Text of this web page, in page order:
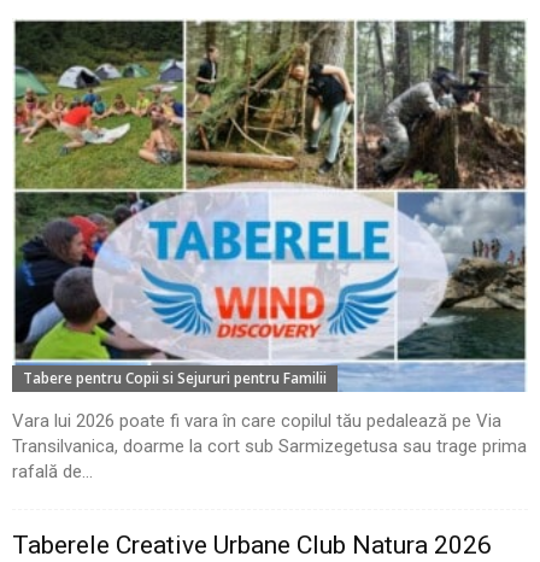
Tabere pentru Copii si Sejururi pentru Familii
Vara lui 2026 poate fi vara în care copilul tău pedalează pe Via
Transilvanica, doarme la cort sub Sarmizegetusa sau trage prima
rafală de...
Taberele Creative Urbane Club Natura 2026